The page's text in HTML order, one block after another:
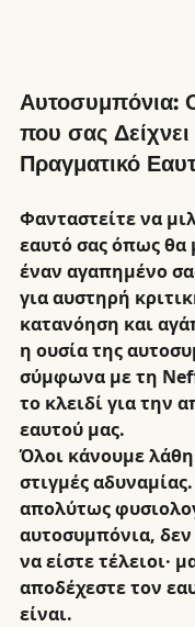
Αυτοσυμπόνια:
που σας Δείχνει
Πραγματικό
Φανταστείτε να
εαυτό σας όπως θα
έναν αγαπημένο
για αυστηρή
κατανόηση και
η ουσία της
σύμφωνα με τη Neff
το κλειδί για την
εαυτού μας.
Όλοι κάνουμε
στιγμές
απολύτως
αυτοσυμπόνια,
να είστε τέλειοι·
αποδέχεστε τον
είναι.